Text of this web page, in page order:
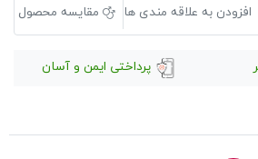
افزودن به علاقه مندی ها مقایسه محصول
پرداختی ایمن و آسان